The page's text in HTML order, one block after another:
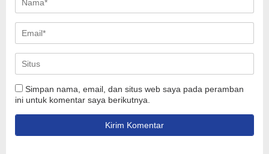
Simpan nama, email, dan situs web saya pada peramban
ini untuk komentar saya berikutnya.